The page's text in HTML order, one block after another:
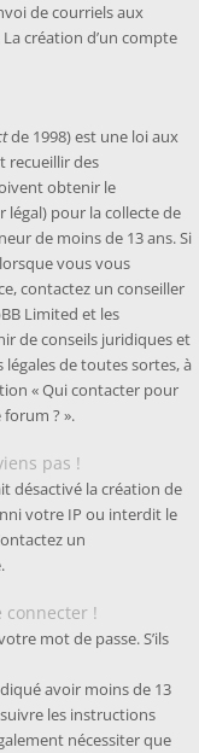
de courriels aux
création d’un compte
de 1998) est une loi aux
recueillir des
obtenir le
pour la collecte de
de moins de 13 ans. Si
vous vous
contactez un conseiller
Limited et les
de conseils juridiques et
de toutes sortes, à
« Qui contacter pour
? ».
pas !
désactivé la création de
votre IP ou interdit le
un
connecter !
mot de passe. S’ils
avoir moins de 13
les instructions
nécessiter que